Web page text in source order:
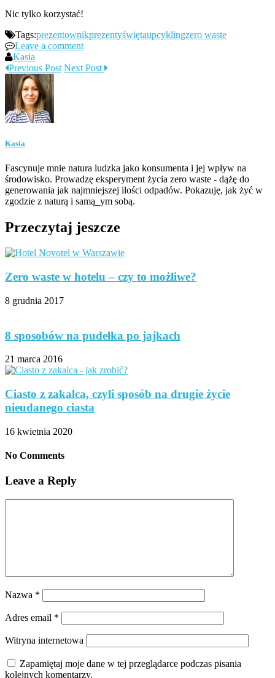
Nic tylko korzystać!
Tags:prezentownikprezentyświętaupcyklingzero waste
Leave a comment
Kasia
Previous Post Next Post
Kasia
Fascynuje mnie natura ludzka jako konsumenta i jej wpływ na
środowisko. Prowadzę eksperyment życia zero waste - dążę do
generowania jak najmniejszej ilości odpadów. Pokazuję, jak żyć w
zgodzie z naturą i samą_ym sobą.
Przeczytaj jeszcze
Zero waste w hotelu – czy to możliwe?
8 grudnia 2017
8 sposobów na pudełka po jajkach
21 marca 2016
Ciasto z zakalca, czyli sposób na drugie życie
nieudanego ciasta
16 kwietnia 2020
No Comments
Leave a Reply
Nazwa *
Adres email *
Witryna internetowa
Zapamiętaj moje dane w tej przeglądarce podczas pisania
kolejnych komentarzy.